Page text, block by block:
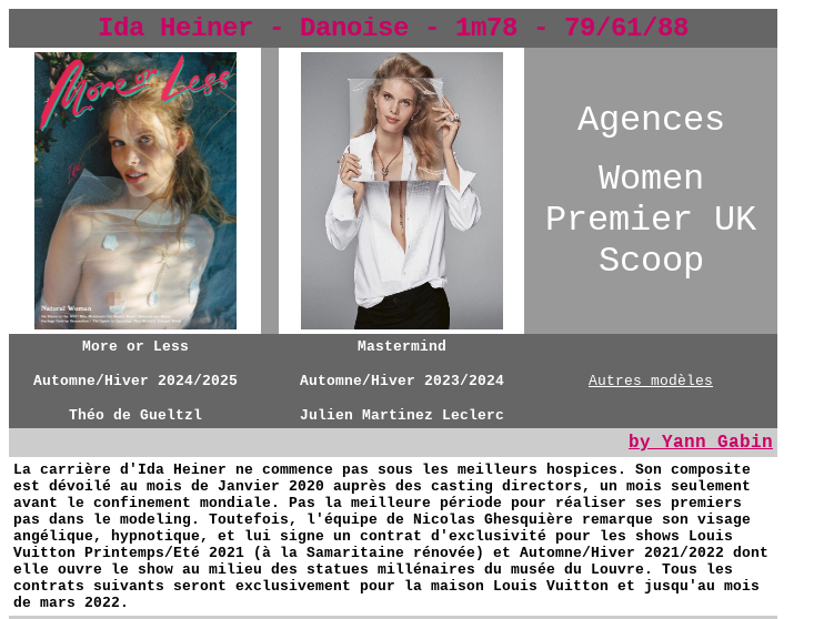
Ida Heiner - Danoise - 1m78 - 79/61/88
Agences
Women
Premier UK
Scoop
More or Less
Automne/Hiver 2024/2025
Théo de Gueltzl
Mastermind
Automne/Hiver 2023/2024
Julien Martinez Leclerc
Autres modèles
by Yann Gabin
La carrière d'Ida Heiner ne commence pas sous les meilleurs hospices. Son composite
est dévoilé au mois de Janvier 2020 auprès des casting directors, un mois seulement
avant le confinement mondiale. Pas la meilleure période pour réaliser ses premiers
pas dans le modeling. Toutefois, l'équipe de Nicolas Ghesquière remarque son visage
angélique, hypnotique, et lui signe un contrat d'exclusivité pour les shows Louis
Vuitton Printemps/Eté 2021 (à la Samaritaine rénovée) et Automne/Hiver 2021/2022 dont
elle ouvre le show au milieu des statues millénaires du musée du Louvre. Tous les
contrats suivants seront exclusivement pour la maison Louis Vuitton et jusqu'au mois
de mars 2022.